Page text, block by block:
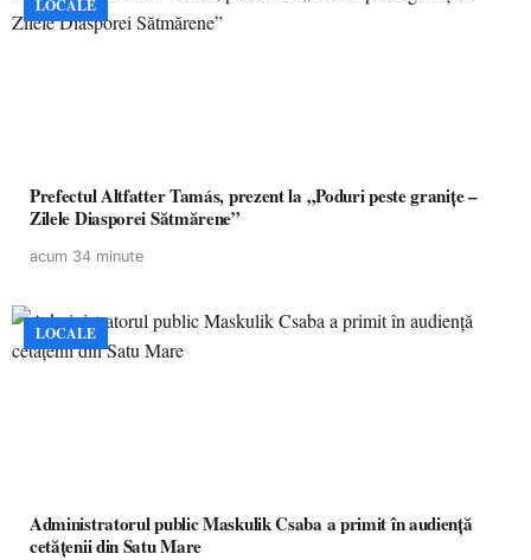
LOCALE
Prefectul Altfatter Tamás, prezent la „Poduri peste granițe –
Zilele Diasporei Sătmărene”
acum 34 minute
LOCALE
Administratorul public Maskulik Csaba a primit în audiență
cetățenii din Satu Mare